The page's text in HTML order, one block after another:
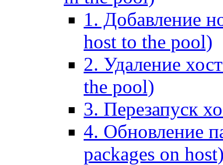
1. Добавление
host to the pool)
2. Удаление
the pool)
3. Перезапуск
4. Обновление
packages on